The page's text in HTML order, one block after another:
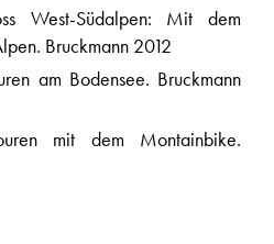
West-Südalpen: Mit dem
Bruckmann 2012
am Bodensee. Bruckmann
mit dem Montainbike.